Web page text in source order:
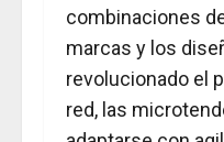
combinaciones
marcas y los
revolucionado el
red, las